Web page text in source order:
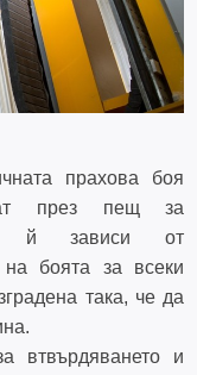
прахова боя
през пещ за
й зависи от
на боята за всеки
така, че да
втвърдяването и